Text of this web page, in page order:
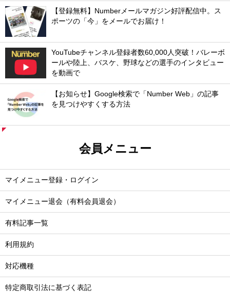
【登録無料】Numberメールマガジン好評配信中。ス
ポーツの「今」をメールでお届け！
YouTubeチャンネル登録者数60,000人突破！バレーボ
ールや陸上、バスケ、野球などの選手のインタビュー
を動画で
【お知らせ】Google検索で「Number Web」の記事
を見つけやすくする方法
会員メニュー
マイメニュー登録・ログイン
マイメニュー退会（有料会員退会）
有料記事一覧
利用規約
対応機種
特定商取引法に基づく表記